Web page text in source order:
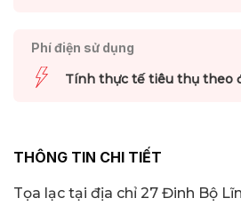
Phí điện sử dụng
Tính thực tế tiêu thụ theo
THÔNG TIN CHI TIẾT
Tọa lạc tại địa chỉ 27 Đinh Bộ